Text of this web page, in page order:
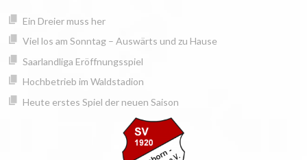
springen
zum
Inhalt
Ein Dreier muss her
Viel los am Sonntag – Auswärts und zu Hause
Saarlandliga Eröffnungsspiel
Hochbetrieb im Waldstadion
Heute erstes Spiel der neuen Saison